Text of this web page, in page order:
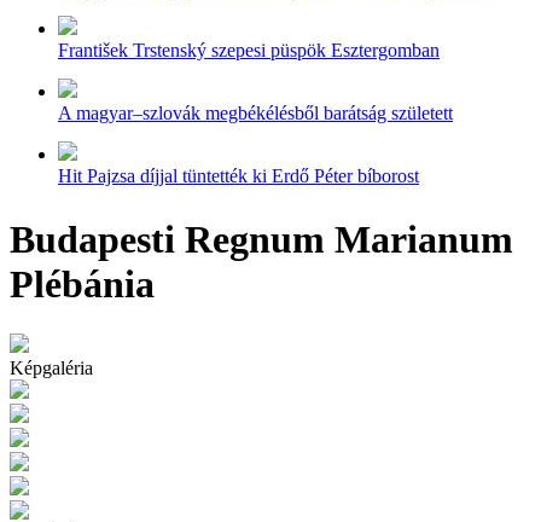
František Trstenský szepesi püspök Esztergomban
A magyar–szlovák megbékélésből barátság született
Hit Pajzsa díjjal tüntették ki Erdő Péter bíborost
Budapesti Regnum Marianum
Plébánia
Képgaléria